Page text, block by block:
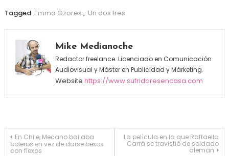
Tagged Emma Ozores , Un dos tres
Mike Medianoche
Redactor freelance. Licenciado en Comunicación
Audiovisual y Máster en Publicidad y Márketing.
Website https://www.sufridoresencasa.com
Navegación de entradas
En Chile, Mecano bailaba
boleros en vez de darse bexos
con flexos
La película en la que Raffaella
Carrá se travistió de soldado
alemán